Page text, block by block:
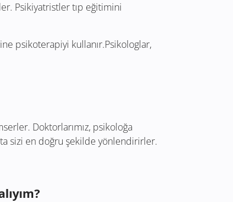
Psikiyatristler tıp eğitimini
psikoterapiyi kullanır.Psikologlar,
Doktorlarımız, psikoloğa
sizi en doğru şekilde yönlendirirler.